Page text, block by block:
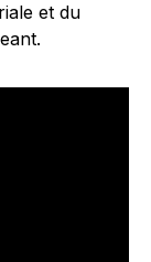
et du